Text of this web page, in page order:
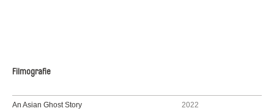
Filmografie
An Asian Ghost Story 2022